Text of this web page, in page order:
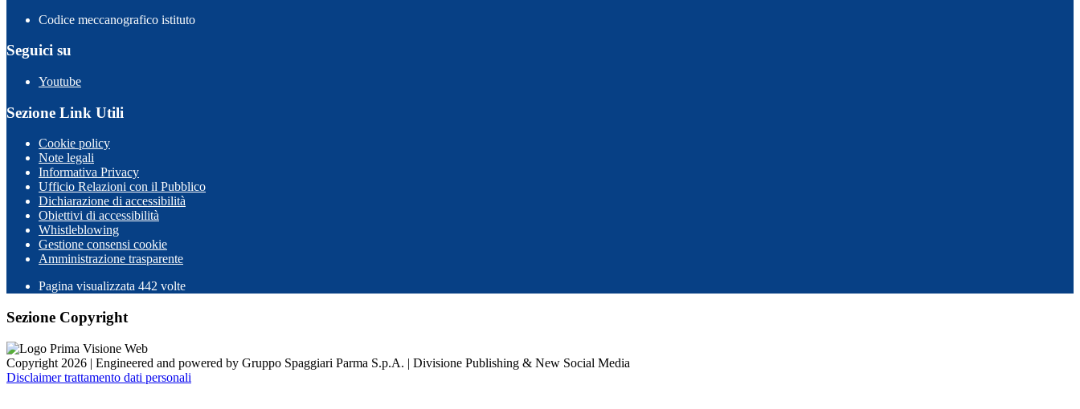
Codice meccanografico istituto
Seguici su
Youtube
Sezione Link Utili
Cookie policy
Note legali
Informativa Privacy
Ufficio Relazioni con il Pubblico
Dichiarazione di accessibilità
Obiettivi di accessibilità
Whistleblowing
Gestione consensi cookie
Amministrazione trasparente
Pagina visualizzata 442 volte
Sezione Copyright
Copyright 2026 | Engineered and powered by Gruppo Spaggiari Parma S.p.A. | Divisione Publishing & New Social Media
Disclaimer trattamento dati personali